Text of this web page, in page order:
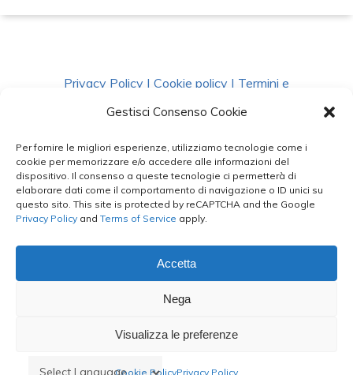
Gestisci Consenso Cookie
Per fornire le migliori esperienze, utilizziamo tecnologie come i
cookie per memorizzare e/o accedere alle informazioni del
dispositivo. Il consenso a queste tecnologie ci permetterà di
elaborare dati come il comportamento di navigazione o ID unici su
questo sito. This site is protected by reCAPTCHA and the Google
Privacy Policy and Terms of Service apply.
Accetta
Nega
Visualizza le preferenze
Cookie PolicyPrivacy Policy
Privacy Policy | Cookie policy | Termini e
Condizioni|Richiedi Dati
facebook instagram whatsappphone
email
Le Bontà del Capo ©